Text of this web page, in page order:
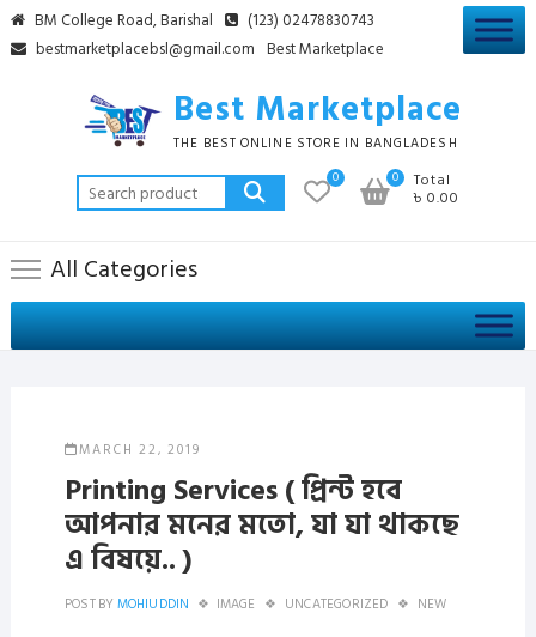
Skip
to
BM College Road, Barishal
(123) 02478830743
bestmarketplacebsl@gmail.com Best Marketplace
Best Marketplace
THE BEST ONLINE STORE IN BANGLADESH
Search
for:
0 Total
৳ 0.00
0
All Categories
MARCH 22, 2019
Printing Services ( প্রিন্ট হবে
আপনার মনের মতো, যা যা থাকছে
এ বিষয়ে.. )
POST BYMOHIUDDIN IMAGE UNCATEGORIZED NEW